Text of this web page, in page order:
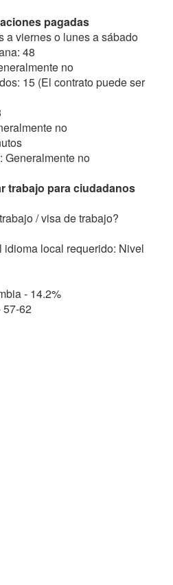
pagadas
a viernes o lunes a sábado
48
no
15 (El contrato puede ser
no
Generalmente no
trabajo para ciudadanos
/ visa de trabajo?
local requerido: Nivel
- 14.2%
57-62